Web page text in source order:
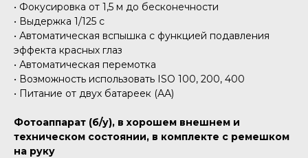
• Фокусировка от 1,5 м до бесконечности
• Выдержка 1/125 c
• Автоматическая вспышка с функцией подавления
эффекта красных глаз
• Автоматическая перемотка
• Возможность использовать ISO 100, 200, 400
• Питание от двух батареек (АА)
Фотоаппарат (б/у), в хорошем внешнем и
техническом состоянии, в комплекте с ремешком
на руку